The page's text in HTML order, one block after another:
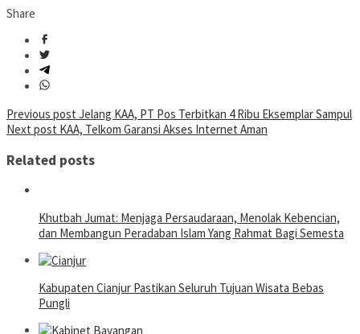
Share
Post
navigation
Previous post Jelang KAA, PT Pos Terbitkan 4 Ribu Eksemplar Sampul
Next post KAA, Telkom Garansi Akses Internet Aman
Related posts
Khutbah Jumat: Menjaga Persaudaraan, Menolak Kebencian,
dan Membangun Peradaban Islam Yang Rahmat Bagi Semesta
Kabupaten Cianjur Pastikan Seluruh Tujuan Wisata Bebas
Pungli